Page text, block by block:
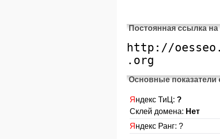
Постоянная ссылка на
Основные показатели
Я ндекс ТиЦ: ?
Склей домена: Нет
Я ндекс Ранг: ?